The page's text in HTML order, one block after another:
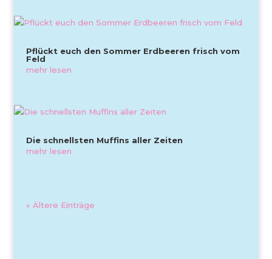
Pflückt euch den Sommer Erdbeeren frisch vom
Feld
mehr lesen
Die schnellsten Muffins aller Zeiten
mehr lesen
« Ältere Einträge